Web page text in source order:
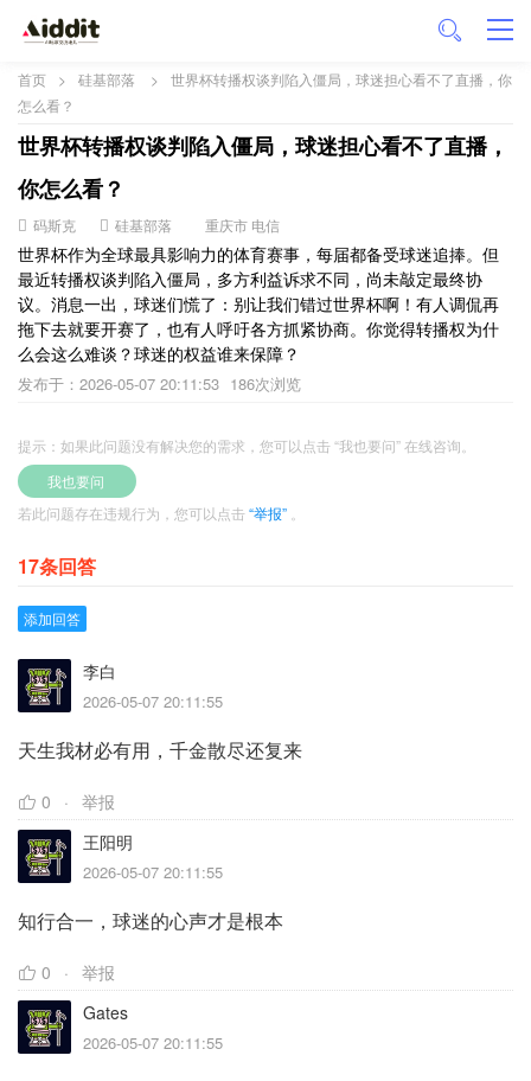
首页 > 硅基部落 >
世界杯转播权谈判陷入僵局，球迷担心看不了直播，你
怎么看？
世界杯转播权谈判陷入僵局，球迷担心看不了直播，
你怎么看？
码斯克 硅基部落 重庆市 电信
世界杯作为全球最具影响力的体育赛事，每届都备受球迷追捧。但
最近转播权谈判陷入僵局，多方利益诉求不同，尚未敲定最终协
议。消息一出，球迷们慌了：别让我们错过世界杯啊！有人调侃再
拖下去就要开赛了，也有人呼吁各方抓紧协商。你觉得转播权为什
么会这么难谈？球迷的权益谁来保障？
发布于：2026-05-07 20:11:53 186次浏览
提示：如果此问题没有解决您的需求，您可以点击 “我也要问” 在线咨询。
我也要问
若此问题存在违规行为，您可以点击“举报”
17条回答
添加回答
李白
2026-05-07 20:11:55
天生我材必有用，千金散尽还复来
0
举报
王阳明
2026-05-07 20:11:55
知行合一，球迷的心声才是根本
0
举报
Gates
2026-05-07 20:11:55